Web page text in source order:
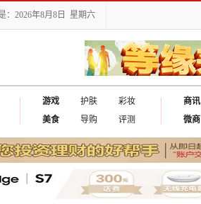
：2026年8月8日 星期六
游戏 护肤
彩妆
美食
导购 评测
商讯
微商